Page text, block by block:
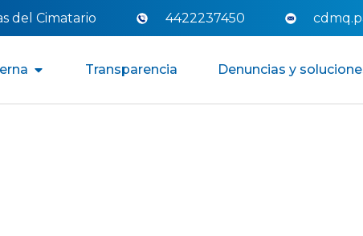
del Cimatario 4422237450
Transparencia Denuncias y